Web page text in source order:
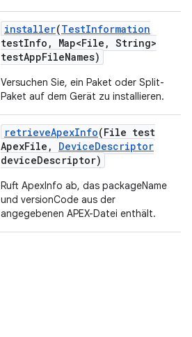
installer(TestInformation
testInfo , Map<File , String>
testAppFileNames)
Versuchen Sie, ein Paket oder Split-
Paket auf dem Gerät zu installieren.
retrieveApexInfo(File test
ApexFile , DeviceDescriptor
deviceDescriptor)
Ruft ApexInfo ab, das packageName
und versionCode aus der
angegebenen APEX-Datei enthält.